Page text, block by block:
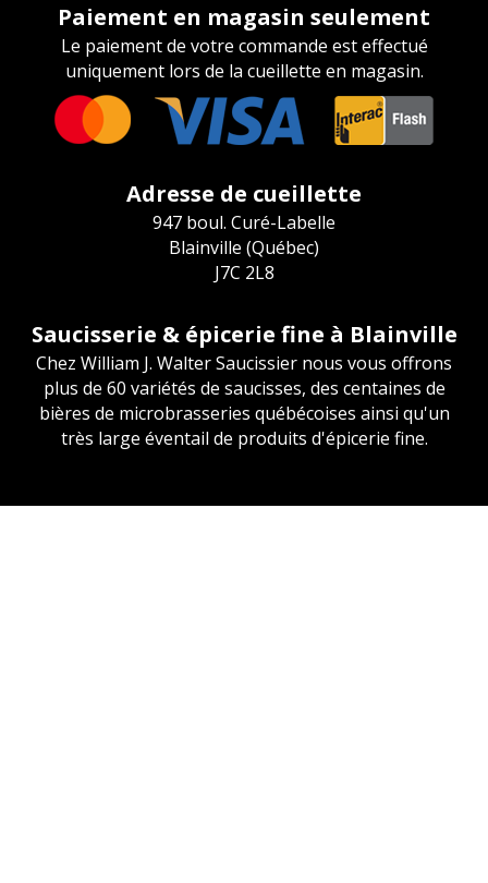
Paiement en magasin seulement
Le paiement de votre commande est effectué
uniquement lors de la cueillette en magasin.
Adresse de cueillette
947 boul. Curé-Labelle
Blainville (Québec)
J7C 2L8
Saucisserie & épicerie fine à Blainville
Chez William J. Walter Saucissier nous vous offrons
plus de 60 variétés de saucisses, des centaines de
bières de microbrasseries québécoises ainsi qu'un
très large éventail de produits d'épicerie fine.